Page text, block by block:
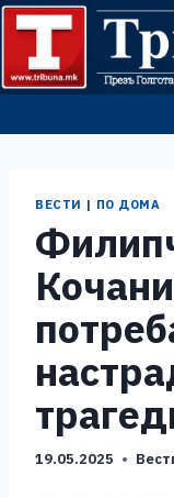
Skip
content
ВЕСТИ | ПО ДОМА
19.05.2025